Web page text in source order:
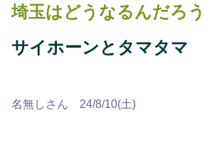
埼玉はどうなるんだろう
サイホーンとタマタマ
名無しさん 24/8/10(土)